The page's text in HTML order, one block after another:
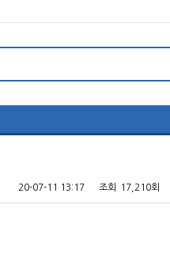
20-07-11 13:17 조회 17,210회